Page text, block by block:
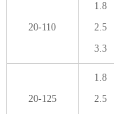
20-110
1.8
2.5
3.3
20-125
1.8
2.5